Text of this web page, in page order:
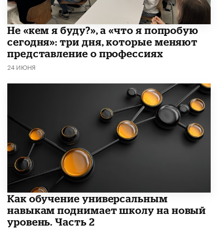
Не «кем я буду?», а «что я попробую
сегодня»: три дня, которые меняют
представление о профессиях
24 ИЮНЯ
​Как обучение универсальным
навыкам поднимает школу на новый
уровень. Часть 2